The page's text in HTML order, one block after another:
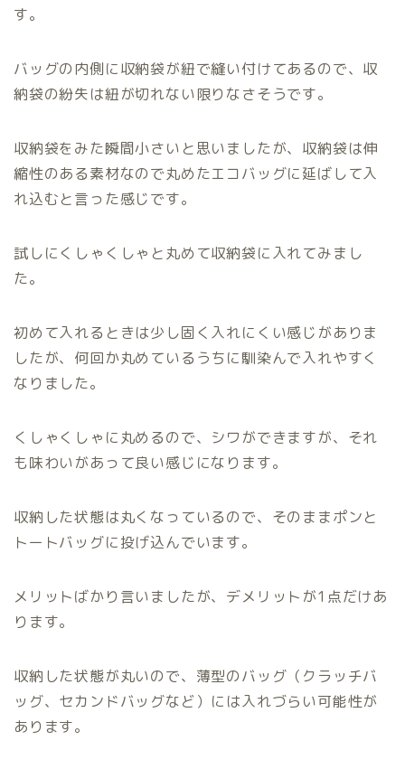
す。
バッグの内側に収納袋が紐で縫い付けてあるので、収
納袋の紛失は紐が切れない限りなさそうです。
収納袋をみた瞬間小さいと思いましたが、収納袋は伸
縮性のある素材なので丸めたエコバッグに延ばして入
れ込むと言った感じです。
試しにくしゃくしゃと丸めて収納袋に入れてみまし
た。
初めて入れるときは少し固く入れにくい感じがありま
したが、何回か丸めているうちに馴染んで入れやすく
なりました。
くしゃくしゃに丸めるので、シワができますが、それ
も味わいがあって良い感じになります。
収納した状態は丸くなっているので、そのままポンと
トートバッグに投げ込んでいます。
メリットばかり言いましたが、デメリットが1点だけあ
ります。
収納した状態が丸いので、薄型のバッグ（クラッチバ
ッグ、セカンドバッグなど）には入れづらい可能性が
あります。